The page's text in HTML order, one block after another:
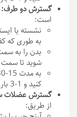
گسترش دو طرف:
است:
نشسته یا
به طوری
بدن را به
شوید تا
کنید و 1-3 بار تمرین را تکرار کنید.
گسترش عضلات
از طریق: